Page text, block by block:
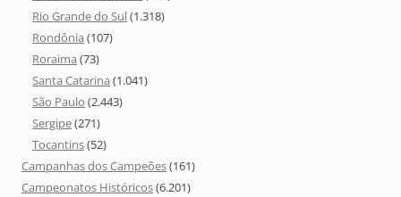
Rio Grande do Sul(1.318)
Rondônia (107)
Roraima (73)
Santa Catarina (1.041)
São Paulo (2.443)
Sergipe(271)
Tocantins(52)
Campanhas dos Campeões(161)
Campeonatos Históricos(6.201)